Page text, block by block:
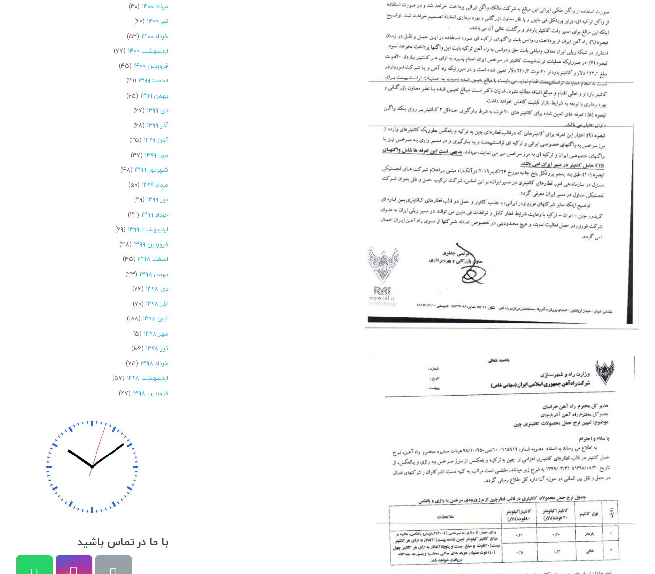
مرداد ۱۴۰۰
(۳۰)
تیر ۱۴۰۰
(۶۰)
خرداد ۱۴۰۰
(۵۳)
اردیبهشت ۱۴۰۰
(۷۷)
فروردین ۱۴۰۰
(۴۵)
اسفند ۱۳۹۹
(۴۱)
بهمن ۱۳۹۹
(۶۵)
دی ۱۳۹۹
(۶۷)
آذر ۱۳۹۹
(۶۸)
آبان ۱۳۹۹
(۳۵)
مهر ۱۳۹۹
(۳۷)
شهریور ۱۳۹۹
(۴۸)
مرداد ۱۳۹۹
(۵۰)
تیر ۱۳۹۹
(۲۹)
خرداد ۱۳۹۹
(۲۳)
اردیبهشت ۱۳۹۹
(۶۹)
فروردین ۱۳۹۹
(۴۸)
اسفند ۱۳۹۸
(۴۵)
بهمن ۱۳۹۸
(۴۳)
دی ۱۳۹۸
(۷۶)
آذر ۱۳۹۸
(۷۰)
آبان ۱۳۹۸
(۱۸۸)
مهر ۱۳۹۸
(۵)
تیر ۱۳۹۸
(۱۰۶)
خرداد ۱۳۹۸
(۷۵)
اردیبهشت ۱۳۹۸
(۵۷)
فروردین ۱۳۹۸
(۲۷)
با ما در تماس باشید